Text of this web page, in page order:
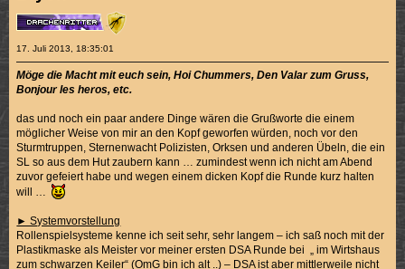
17. Juli 2013, 18:35:01
Möge die Macht mit euch sein, Hoi Chummers, Den Valar zum Gruss,
Bonjour les heros, etc.
das und noch ein paar andere Dinge wären die Grußworte die einem
möglicher Weise von mir an den Kopf geworfen würden, noch vor den
Sturmtruppen, Sternenwacht Polizisten, Orksen und anderen Übeln, die ein
SL so aus dem Hut zaubern kann … zumindest wenn ich nicht am Abend
zuvor gefeiert habe und wegen einem dicken Kopf die Runde kurz halten
will …
► Systemvorstellung
Rollenspielsysteme kenne ich seit sehr, sehr langem – ich saß noch mit der
Plastikmaske als Meister vor meiner ersten DSA Runde bei „ im Wirtshaus
zum schwarzen Keiler“ (OmG bin ich alt ..) – DSA ist aber mittlerweile nicht